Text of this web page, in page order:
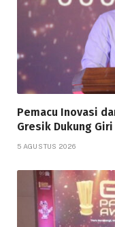
Pemacu Inovasi
Gresik Dukung
5 AGUSTUS 2026